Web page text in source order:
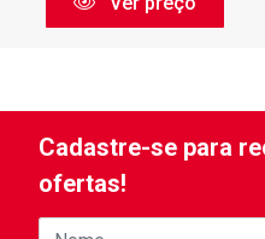
Cadastre-se para
ofertas!